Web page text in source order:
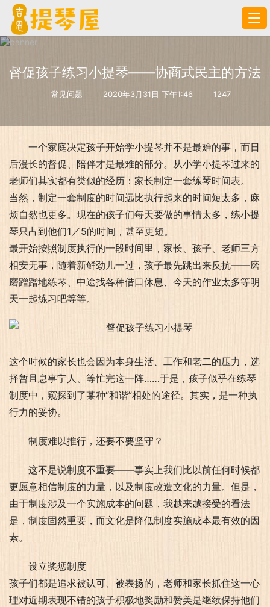
督促孩子练习小提琴——协商式民主的方法
常见问题 2020年3月31日 下午1:46 1247
一个家庭决定孩子开始学小提琴并不是最难的事，而日
后漫长的督促、陪伴才是最难的部分。从小学小提琴过来的
老师们其实都有类似的经历：家长制定一套练琴时间表。
当然，制定一套制度的时间远比执行起来的时间短太多，麻
烦自然也更多。现在的孩子们每天要做的事情太多，练小提
琴只占到他们1／5的时间，甚至更短。
最开始按照制度执行的一段时间里，家长、孩子、老师三方
相安无事，随着新鲜劲儿一过，孩子最先跳出来反抗——磨
磨蹭蹭地练琴、中途找各种借口休息、今天的作业太多等明
天一起练习吧等等。
这个时候的家长也会因为本身生活、工作和老二的压力，选
择暂且息事宁人、等忙完这一阵……于是，孩子似乎在练琴
制度中，窥探到了某种“和谐”相处的途径。其实，是一种执
行力的妥协。
制度难以推行，还要不要坚守？
这不是说制度不重要——事实上我们比以前任何时候都
更愿意相信制度的力量，以及制度改造文化的力量。但是，
由于制度涉及一个实施成本的问题，我越来越接受的看法
是，制度固然重要，而文化是降低制度实施成本最有效的因
素。
设立奖惩制度
孩子们都是追求被认可、被表扬的，老师和家长抓住这一心
理对近期表现不错的孩子积极地奖励和赞美是继续保持他们